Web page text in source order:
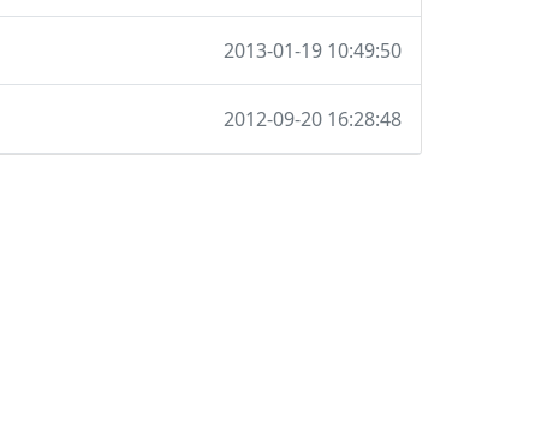
2013-01-19 10:49:50
2012-09-20 16:28:48